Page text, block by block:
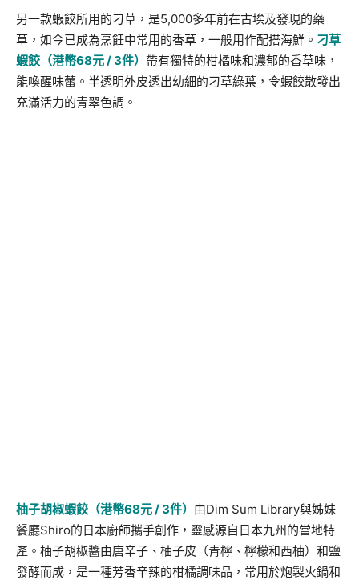
另一款蝦餃所用的刁草，是5,000多年前在古埃及發現的藥
草，如今已成為烹飪中常用的香草，一般用作配搭海鮮。 刁草
蝦餃（港幣68元/ 3件） 帶有獨特的柑橘味和濃郁的香草味，
能喚醒味蕾。半透明外皮透出幼細的刁草綠葉，令蝦餃散發出
充滿活力的青翠色調。
柚子胡椒蝦餃（港幣68元/ 3件） 由Dim Sum Library與姊妹
餐廳Shiro的日本廚師攜手創作，靈感源自日本九州的當地特
產。柚子胡椒醬由唐辛子、柚子皮（青檸、檸檬和西柚）和鹽
發酵而成，是一種芳香辛辣的柑橘調味品，常用於炮製火鍋和